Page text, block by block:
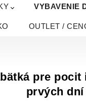
VYBAVENIE
OUTLET /
pre
prvých dní